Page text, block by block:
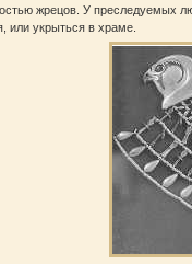
жрецов. У преследуемых
или укрыться в храме.